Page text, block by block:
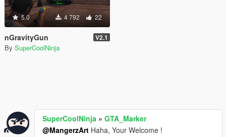
5.0 4 792 22
nGravityGun V2.1
By SuperCoolNinja
SuperCoolNinja » GTA_Marker
@MangerzArt Haha, Your Welcome !